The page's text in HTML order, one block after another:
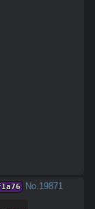
No. 19871